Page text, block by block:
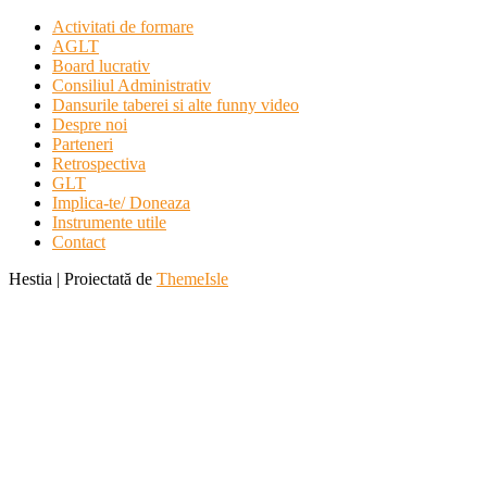
Activitati de formare
AGLT
Board lucrativ
Consiliul Administrativ
Dansurile taberei si alte funny video
Despre noi
Parteneri
Retrospectiva
GLT
Implica-te/ Doneaza
Instrumente utile
Contact
Hestia | Proiectată de ThemeIsle